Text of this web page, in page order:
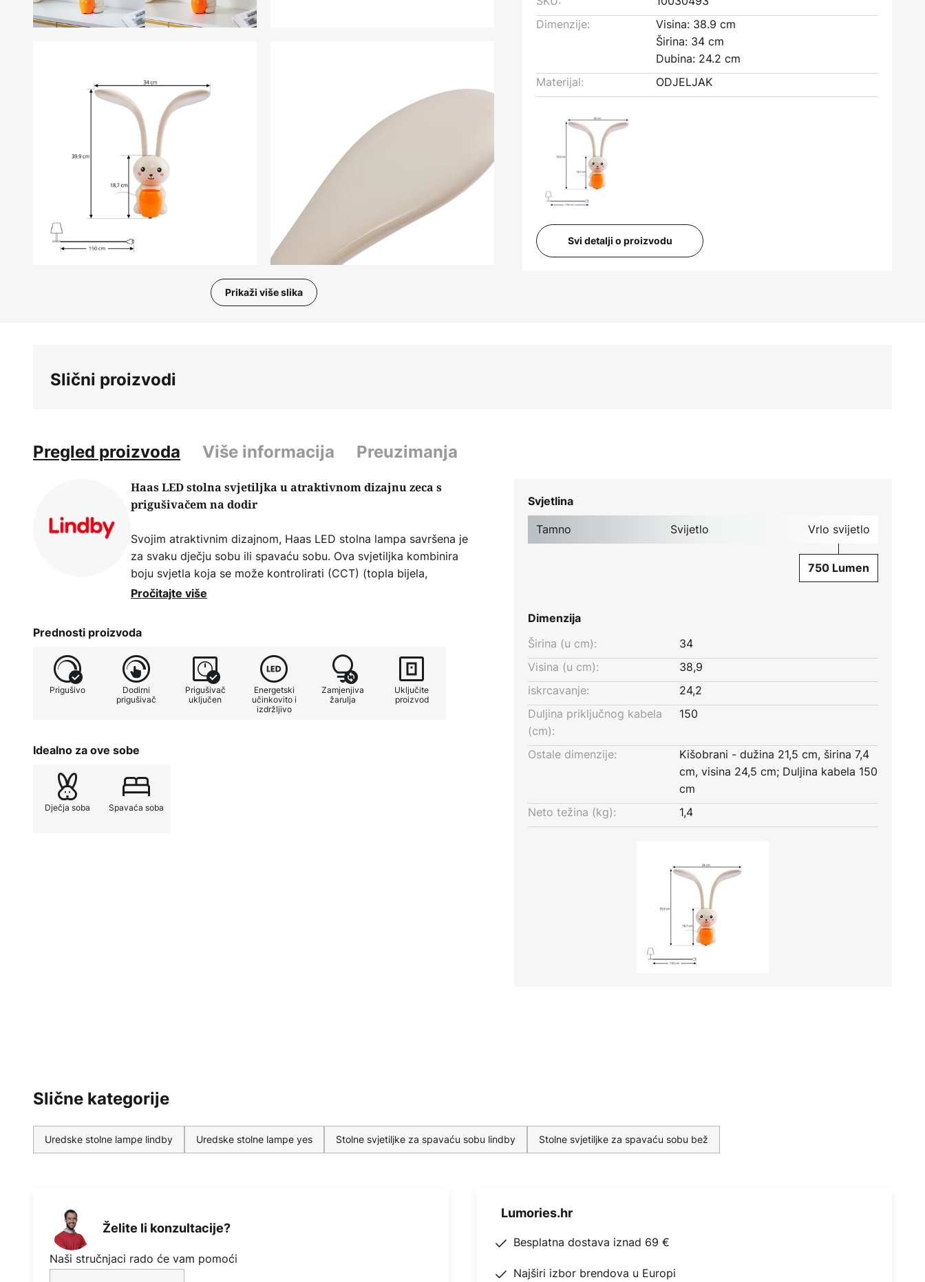
Prikaži više slika
Dimenzije:
Visina: 38.9 cm
Širina: 34 cm
Dubina: 24.2 cm
Materijal:
ODJELJAK
Svi detalji o proizvodu
Slični proizvodi
Pregled proizvoda Više informacija Preuzimanja
Haas LED stolna svjetiljka u atraktivnom dizajnu zeca s
prigušivačem na dodir
Svojim atraktivnim dizajnom, Haas LED stolna lampa savršena je
za svaku dječju sobu ili spavaću sobu. Ova svjetiljka kombinira
boju svjetla koja se može kontrolirati (CCT) (topla bijela,
univerzalna bijela i dnevna) i funkciju prigušivanja (10% - 100%),
Trajno instalirani LED izvor svjetla obećava ne samo
dugovječnost, već i energetsku učinkovitost. Svojim mladenačkim
i modernim dizajnom, stolna lampa savršeno se uklapa u
suvremene koncepte stanovanja i stvara atmosferu koja vas
poziva na opuštanje i igru.
Pročitajte više
Prednosti proizvoda
Prigušivo
Dodirni
prigušivač
Prigušivač
uključen
Energetski
učinkovito i
izdržljivo
Zamjenjiva
žarulja
Uključite
proizvod
Idealno za ove sobe
Dječja soba Spavaća soba
Svjetlina
Tamno Svijetlo Vrlo svijetlo
750 Lumen
Dimenzija
Širina (u cm):
34
Visina (u cm):
38,9
iskrcavanje:
24,2
Duljina priključnog kabela
(cm):
150
Ostale dimenzije:
Kišobrani - dužina 21,5 cm, širina 7,4
cm, visina 24,5 cm; Duljina kabela 150
cm
Neto težina (kg):
1,4
Slične kategorije
Uredske stolne lampe lindby Uredske stolne lampe yes Stolne svjetiljke za spavaću sobu lindby Stolne svjetiljke za spavaću sobu bež
Želite li konzultacije?
Naši stručnjaci rado će vam pomoći
Lumories.hr
Besplatna dostava iznad 69 €
Najširi izbor brendova u Europi